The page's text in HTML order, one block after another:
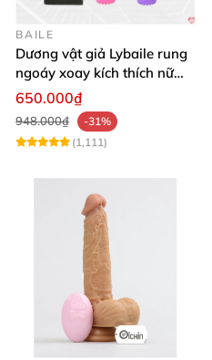
BAILE
Dương vật giả Lybaile rung
ngoáy xoay kích thích nữ
thủ dâm
650.000₫
948.000₫
-31%
(1,111)